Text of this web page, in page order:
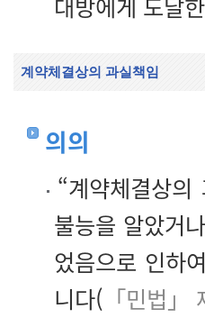
대방에게 도달
계약체결상의 과실책임
의의
“계약체결상
불능을 알았거
었음으로 인하
니다( 「민법」